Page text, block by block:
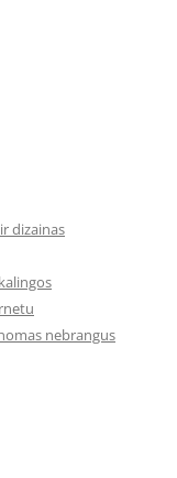
dizainas
nebrangus